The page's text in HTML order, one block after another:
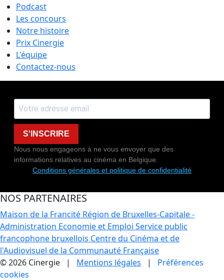
Podcast
Les concours
Notre histoire
Prix Cinergie
L'équipe
Contactez-nous
S'INSCRIRE
Nous nous engageons à ne vous envoyer que des
informations relatives au cinéma en Belgique.
Conditions générales et politique de confidentialité
NOS PARTENAIRES
Maison de la Francité Région de Bruxelles-Capitale -
Administration Economie et Emploi Service public
francophone bruxellois Centre du Cinéma et de
l'Audiovisuel de la Communauté Française
© 2026 Cinergie | Mentions légales | Préférences
cookies